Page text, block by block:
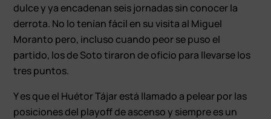
dulce y ya encadenan seis jornadas sin conocer la
derrota. No lo tenían fácil en su visita al Miguel
Moranto pero, incluso cuando peor se puso el
partido, los de Soto tiraron de oficio para llevarse los
tres puntos.
Y es que el Huétor Tájar está llamado a pelear por las
posiciones del playoff de ascenso y siempre es un